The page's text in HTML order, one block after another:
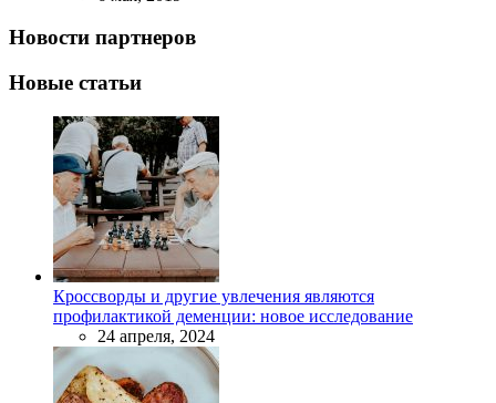
Новости партнеров
Новые статьи
Кроссворды и другие увлечения являются
профилактикой деменции: новое исследование
24 апреля, 2024